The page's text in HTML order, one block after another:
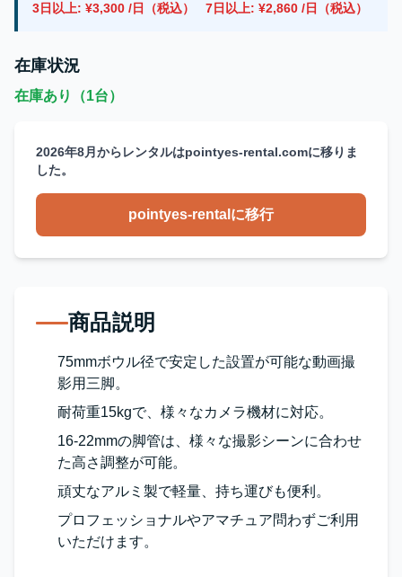
3日以上: ¥3,300 /日（税込）
7日以上: ¥2,860 /日（税込）
在庫状況
在庫あり（1台）
2026年8月からレンタルはpointyes-rental.comに移りま
した。
pointyes-rentalに移行
商品説明
75mmボウル径で安定した設置が可能な動画撮
影用三脚。
耐荷重15kgで、様々なカメラ機材に対応。
16-22mmの脚管は、様々な撮影シーンに合わせ
た高さ調整が可能。
頑丈なアルミ製で軽量、持ち運びも便利。
プロフェッショナルやアマチュア問わずご利用
いただけます。